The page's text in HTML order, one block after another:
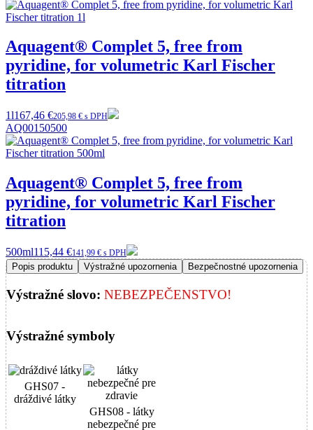
Aquagent® Complet 5, free from
pyridine, for volumetric Karl Fischer
titration
1l167,46 €205,98 € s DPH
AQ00150500
Aquagent® Complet 5, free from
pyridine, for volumetric Karl Fischer
titration
500ml115,44 €141,99 € s DPH
Popis produktu Výstražné upozornenia Bezpečnostné upozornenia
Výstražné slovo: NEBEZPEČENSTVO!
Výstražné symboly
GHS07 -
dráždivé látky
GHS08 - látky
nebezpečné pre